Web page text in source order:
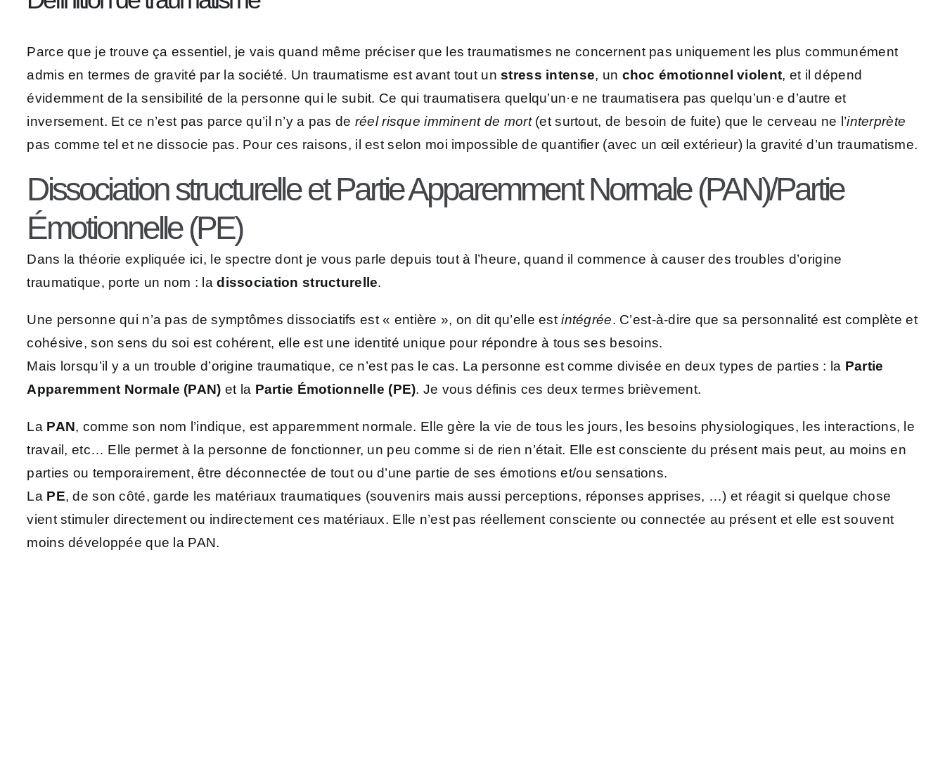
Parce que je trouve ça essentiel, je vais quand même préciser que les traumatismes ne concernent pas uniquement les plus communément
admis en termes de gravité par la société. Un traumatisme est avant tout unstress intense, un choc émotionnel violent, et il dépend
évidemment de la sensibilité de la personne qui le subit. Ce qui traumatisera quelqu’un·e ne traumatisera pas quelqu’un·e d’autre et
inversement. Et ce n’est pas parce qu’il n’y a pas de réel risque imminent de mort(et surtout, de besoin de fuite) que le cerveau ne l’interprète
pas comme tel et ne dissocie pas. Pour ces raisons, il est selon moi impossible de quantifier (avec un œil extérieur) la gravité d’un traumatisme.
Dissociation structurelle et Partie Apparemment Normale (PAN)/Partie
Émotionnelle (PE)
Dans la théorie expliquée ici, le spectre dont je vous parle depuis tout à l’heure, quand il commence à causer des troubles d’origine
traumatique, porte un nom : ladissociation structurelle.
Une personne qui n’a pas de symptômes dissociatifs est « entière », on dit qu’elle estintégrée. C’est-à-dire que sa personnalité est complète et
cohésive, son sens du soi est cohérent, elle est une identité unique pour répondre à tous ses besoins.
Mais lorsqu’il y a un trouble d’origine traumatique, ce n’est pas le cas. La personne est comme divisée en deux types de parties : la Partie
Apparemment Normale (PAN) et la Partie Émotionnelle (PE). Je vous définis ces deux termes brièvement.
La PAN, comme son nom l’indique, est apparemment normale. Elle gère la vie de tous les jours, les besoins physiologiques, les interactions, le
travail, etc… Elle permet à la personne de fonctionner, un peu comme si de rien n’était. Elle est consciente du présent mais peut, au moins en
parties ou temporairement, être déconnectée de tout ou d’une partie de ses émotions et/ou sensations.
La PE, de son côté, garde les matériaux traumatiques (souvenirs mais aussi perceptions, réponses apprises, …) et réagit si quelque chose
vient stimuler directement ou indirectement ces matériaux. Elle n’est pas réellement consciente ou connectée au présent et elle est souvent
moins développée que la PAN.